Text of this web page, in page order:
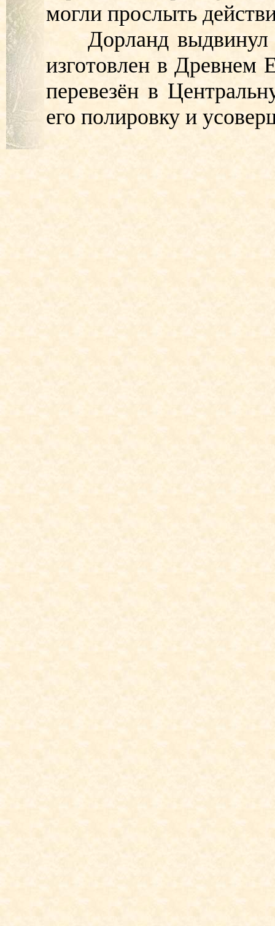
могли прослыть
Дорланд выдвинул
изготовлен в Древнем
перевезён в
его полировку и